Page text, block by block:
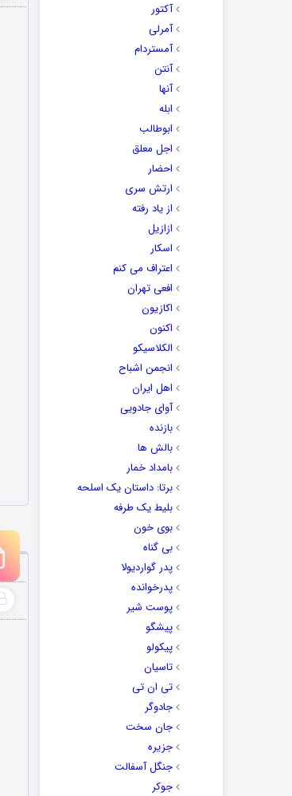
آکتور
آمرلی
آمستردام
آنتن
آنها
ابله
ابوطالب
اجل معلق
احضار
ارتش سری
از یاد رفته
ازازیل
اسکار
اعتراف می کنم
افعی تهران
اکازیون
اکنون
الکلاسیکو
انجمن اشباح
اهل ایران
آوای جادویی
بازنده
بالش ها
بامداد خمار
برتا: داستان یک اسلحه
بلیط یک‌‌ طرفه
بوی خون
بی گناه
پدر گواردیولا
پدرخوانده
پوست شیر
پیشگو
پیکولو
تاسیان
تی ان تی
جادوگر
جان سخت
جزیره
جنگل آسفالت
جوکر